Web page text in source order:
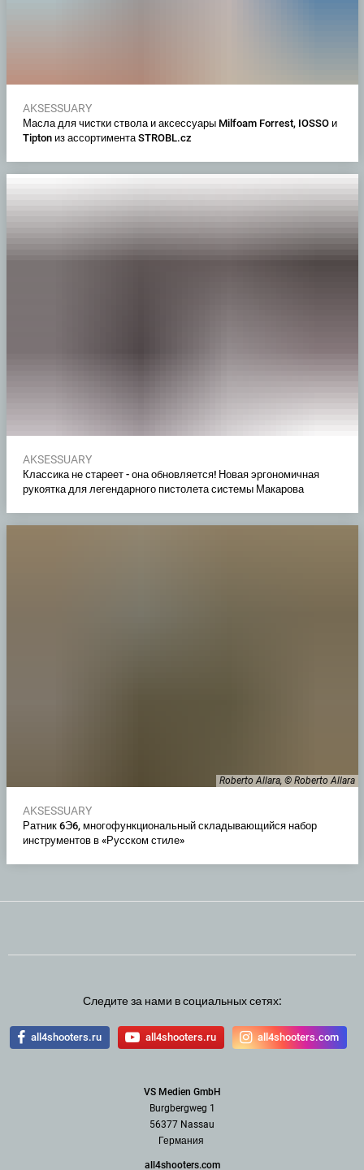
AKSESSUARY
Масла для чистки ствола и аксессуары Milfoam Forrest, IOSSO и
Tipton из ассортимента STROBL.cz
AKSESSUARY
Классика не стареет - она обновляется! Новая эргономичная
рукоятка для легендарного пистолета системы Макарова
Roberto Allara, © Roberto Allara
AKSESSUARY
Ратник 6Э6, многофункциональный складывающийся набор
инструментов в «Русском стиле»
Следите за нами в социальных сетях:
all4shooters.ru all4shooters.ru all4shooters.com
VS Medien GmbH
Burgbergweg 1
56377 Nassau
Германия
all4shooters.com